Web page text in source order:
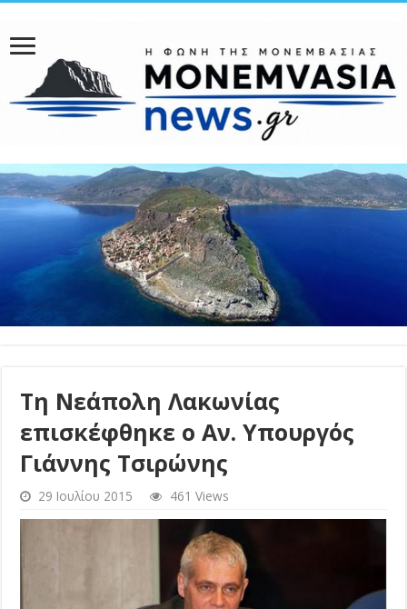
Τη Νεάπολη Λακωνίας
επισκέφθηκε ο Αν. Υπουργός
Γιάννης Τσιρώνης
29 Ιουλίου 2015 461 Views